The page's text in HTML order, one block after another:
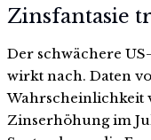
Zinsfantasie
Der schwächere
wirkt nach. Daten
Wahrscheinlichkeit
Zinserhöhung im